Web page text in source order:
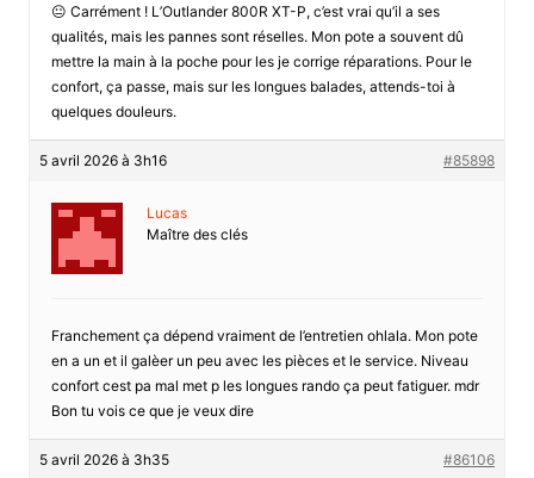
😐 Carrément ! L’Outlander 800R XT-P, c’est vrai qu’il a ses
qualités, mais les pannes sont réselles. Mon pote a souvent dû
mettre la main à la poche pour les je corrige réparations. Pour le
confort, ça passe, mais sur les longues balades, attends-toi à
quelques douleurs.
5 avril 2026 à 3h16 #85898
Lucas
Maître des clés
Franchement ça dépend vraiment de l’entretien ohlala. Mon pote
en a un et il galèer un peu avec les pièces et le service. Niveau
confort cest pa mal met p les longues rando ça peut fatiguer. mdr
Bon tu vois ce que je veux dire
5 avril 2026 à 3h35 #86106